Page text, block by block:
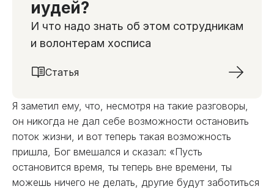
иудей?
И что надо знать об этом сотрудникам
и волонтерам хосписа
Статья
Я заметил ему, что, несмотря на такие разговоры,
он никогда не дал себе возможности остановить
поток жизни, и вот теперь такая возможность
пришла, Бог вмешался и сказал: «Пусть
остановится время, ты теперь вне времени, ты
можешь ничего не делать, другие будут заботиться